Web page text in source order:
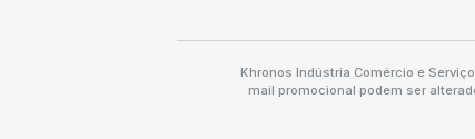
Khronos Indústria Comércio e
mail promocional podem ser